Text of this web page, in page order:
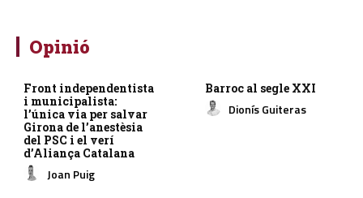
Opinió
Front independentista
i municipalista:
l’única via per salvar
Girona de l’anestèsia
del PSC i el verí
d’Aliança Catalana
Joan Puig
Barroc al segle XXI
Dionís Guiteras